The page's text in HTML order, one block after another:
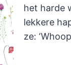
het harde
lekkere
ze: